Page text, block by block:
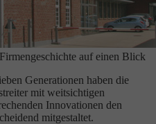
auf einen Blick
Generationen haben die
mit weitsichtigen
Innovationen den
mitgestaltet.